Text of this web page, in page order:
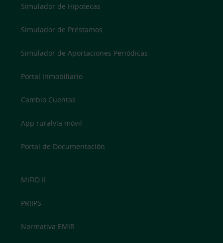
Simulador de Hipotecas
Simulador de Préstamos
Simulador de Aportaciones Periódicas
Portal Inmobiliario
Cambio Cuentas
App ruralvía móvil
Portal de Documentación
MiFID II
PRIIPS
Normativa EMIR